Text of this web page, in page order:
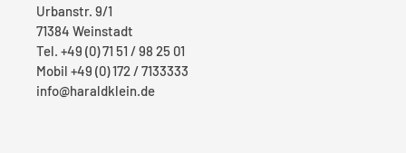
Urbanstr. 9/1
71384 Weinstadt
Tel. +49 (0) 71 51 / 98 25 01
Mobil +49 (0) 172 / 7133333
info@haraldklein.de